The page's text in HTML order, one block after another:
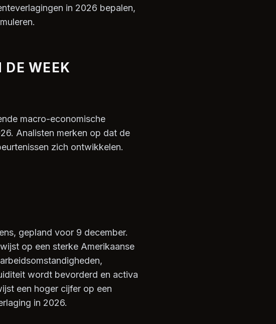
in 2026 bepalen,
DE WEEK
macro-economische
Analisten merken op dat de
zich ontwikkelen.
gepland voor 9 december.
op een sterke Amerikaanse
wordt bevorderd en activa
een hoger cijfer op een
in 2026.